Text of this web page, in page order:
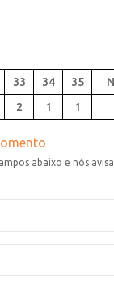
33 34
35
2 1 1